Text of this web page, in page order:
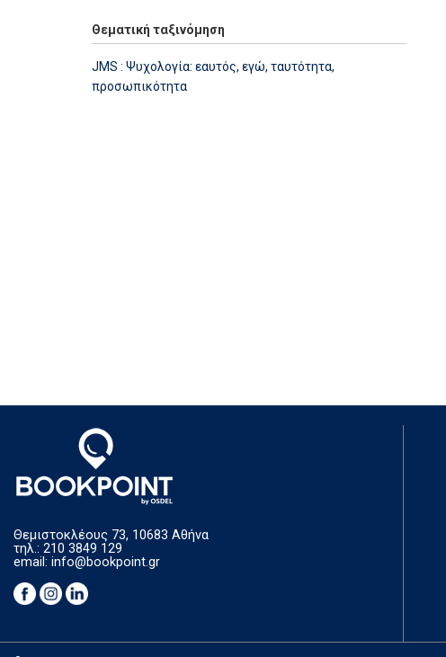
Θεματική ταξινόμηση
JMS : Ψυχολογία: εαυτός, εγώ, ταυτότητα,
προσωπικότητα
Θεμιστοκλέους 73, 10683 Αθήνα
τηλ.: 210 3849 129
email: info@bookpoint.gr